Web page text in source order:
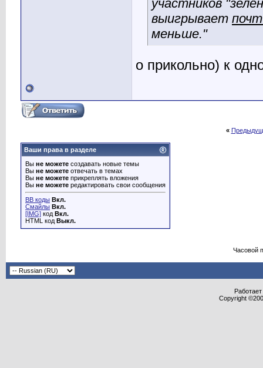
участников
выигрывает
меньше."
о прикольно) к
«
Ваши права в разделе
Вы не можете создавать новые темы
Вы не можете отвечать в темах
Вы не можете прикреплять вложения
Вы не можете редактировать свои сообщения
BB коды Вкл.
Смайлы Вкл.
[IMG] код Вкл.
HTML код Выкл.
Часовой
Copyright